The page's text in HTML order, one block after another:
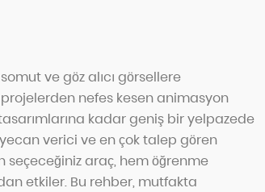
ve göz alıcı görsellere
nefes kesen animasyon
kadar geniş bir yelpazede
verici ve en çok talep gören
seçeceğiniz araç, hem öğrenme
etkiler. Bu rehber, mutfakta